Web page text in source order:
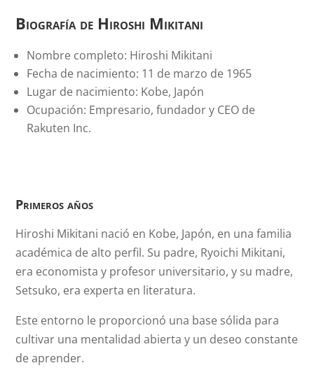
Biografía de Hiroshi Mikitani
Nombre completo: Hiroshi Mikitani
Fecha de nacimiento: 11 de marzo de 1965
Lugar de nacimiento: Kobe, Japón
Ocupación: Empresario, fundador y CEO de
Rakuten Inc.
Primeros años
Hiroshi Mikitani nació en Kobe, Japón, en una familia
académica de alto perfil. Su padre, Ryoichi Mikitani,
era economista y profesor universitario, y su madre,
Setsuko, era experta en literatura.
Este entorno le proporcionó una base sólida para
cultivar una mentalidad abierta y un deseo constante
de aprender.